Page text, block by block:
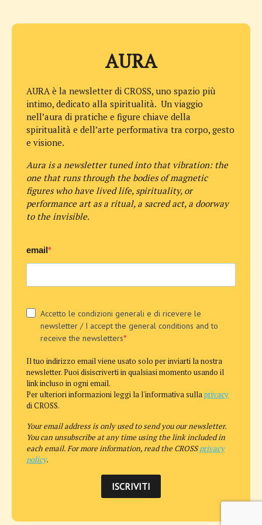
AURA
AURA è la newsletter di CROSS, uno spazio più
intimo, dedicato alla spiritualità. Un viaggio
nell’aura di pratiche e figure chiave della
spiritualità e dell’arte performativa tra corpo, gesto
e visione.
Aura is a newsletter tuned into that vibration: the
one that runs through the bodies of magnetic
figures who have lived life, spirituality, or
performance art as a ritual, a sacred act, a doorway
to the invisible.
email
Accetto le condizioni generali e di ricevere le
newsletter / I accept the general conditions and to
receive the newsletters
Il tuo indirizzo email viene usato solo per inviarti la nostra
newsletter. Puoi disiscriverti in qualsiasi momento usando il
link incluso in ogni email.
Per ulteriori informazioni leggi la l'informativa sullaprivacy
di CROSS.
Your email address is only used to send you our newsletter.
You can unsubscribe at any time using the link included in
each email. For more information, read the CROSSprivacy
policy.
ISCRIVITI